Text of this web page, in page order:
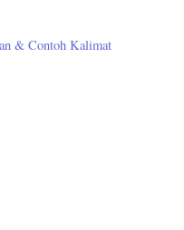
& Contoh Kalimat